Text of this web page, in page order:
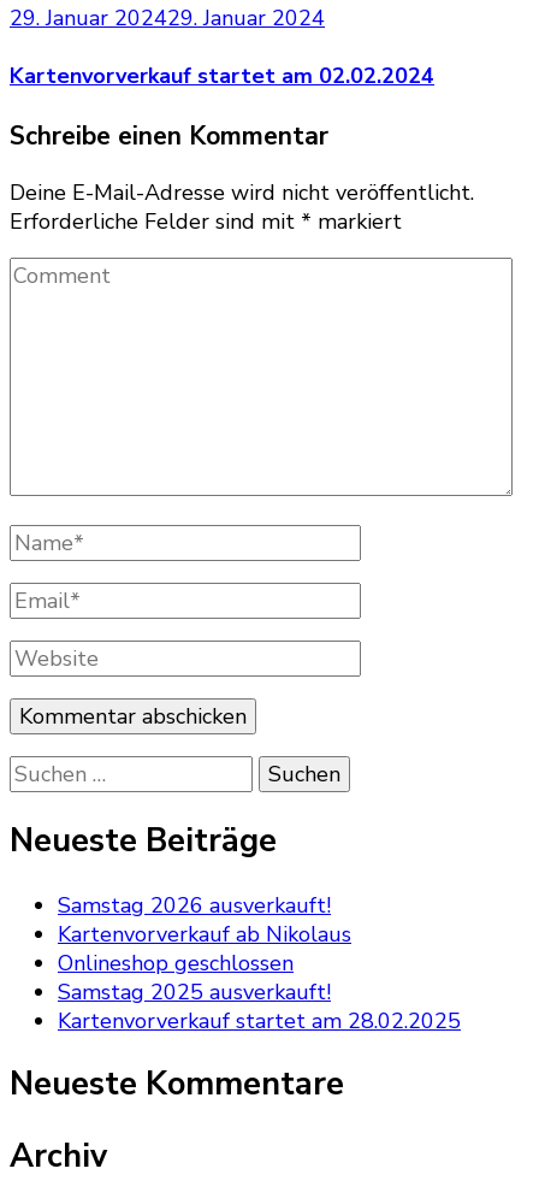
29. Januar 202429. Januar 2024
Kartenvorverkauf startet am 02.02.2024
Schreibe einen Kommentar
Deine E-Mail-Adresse wird nicht veröffentlicht.
Erforderliche Felder sind mit * markiert
Comment
Name*
Email*
Website
Suchen
nach:
Neueste Beiträge
Samstag 2026 ausverkauft!
Kartenvorverkauf ab Nikolaus
Onlineshop geschlossen
Samstag 2025 ausverkauft!
Kartenvorverkauf startet am 28.02.2025
Neueste Kommentare
Archiv